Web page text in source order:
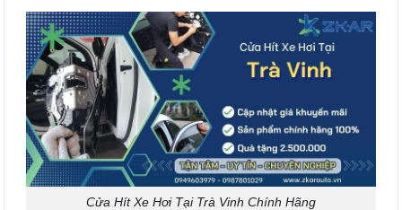
Cửa Hít Xe Hơi Tại Trà Vinh Chính Hãng